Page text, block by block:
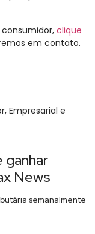
consumidor, clique
em contato.
Empresarial e
ganhar
News
semanalmente